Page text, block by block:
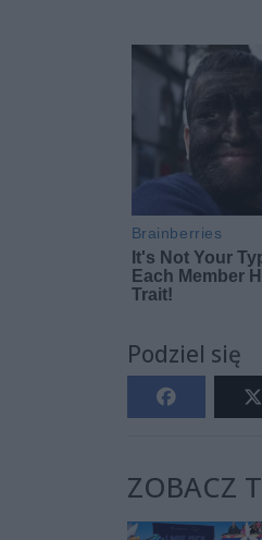
Podziel się
ZOBACZ